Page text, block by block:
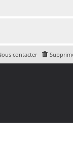
contacter